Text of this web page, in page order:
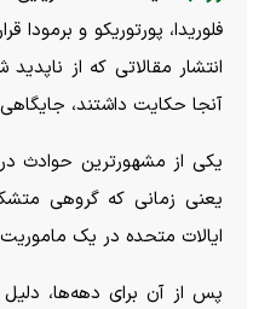
فلوریدا، پورتوریکو و
انتشار مقالاتی که از
آنجا حکایت داشتند، جایگاهی
یعنی زمانی که گروهی
ایالات متحده در یک
پس از آن برای دهه‌ها،